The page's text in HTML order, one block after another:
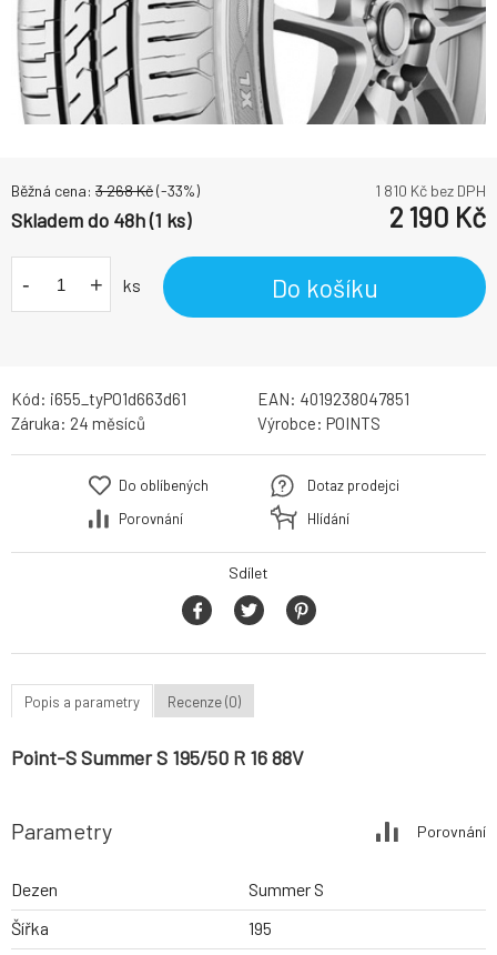
Běžná cena: 3 268Kč(-33%) 1 810 Kč bez DPH
Skladem do 48h (1 ks) 2 190 Kč
- + ks Do košíku
Kód: i655_tyPO1d663d61 EAN: 4019238047851
Záruka: 24 měsíců Výrobce: POINTS
Do oblíbených
Porovnání
Dotaz prodejci
Hlídání
Sdílet
Popis a parametry Recenze (0)
Point-S Summer S 195/50 R 16 88V
Parametry Porovnání
Dezen
Summer S
Šířka
195